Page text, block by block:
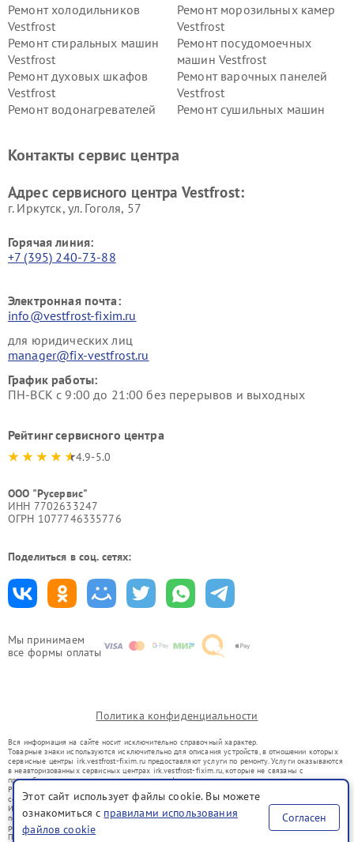
Мы принимаем
все формы оплаты
Ремонт холодильников
Vestfrost
Ремонт морозильных камер
Vestfrost
Ремонт стиральных машин
Vestfrost
Ремонт посудомоечных
машин Vestfrost
Ремонт духовых шкафов
Vestfrost
Ремонт варочных панелей
Vestfrost
Ремонт водонагревателей
Ремонт сушильных машин
Vestfrost
Контакты сервис центра
Адрес сервисного центра Vestfrost:
г. Иркутск, ул. ​Гоголя, 57
Горячая линия:
+7 (395) 240-73-88
Электронная почта:
info@vestfrost-fixim.ru
для юридических лиц
manager@fix-vestfrost.ru
График работы:
ПН-ВСК с 9:00 до 21:00 без перерывов и выходных
Рейтинг сервисного центра
4.9-5.0
ООО "Русервис"
ИНН 7702633247
ОГРН 1077746335776
Поделиться в соц. сетях:
Политика конфиденциальности
Вся информация на сайте носит исключительно справочный характер.
Товарные знаки используются исключительно для описания устройств, в отношении которых
сервисные центры irk.vestfrost-fixim.ru предоставляют услуги по ремонту. Услуги оказываются
в неавторизованных сервисных центрах irk.vestfrost-fixim.ru, которые не связаны с
правообладателями товарных знаков или их официальными представителями.
Ремонт осуществляется для устройств, уже введенных в гражданский оборот в соответствии
со статьей 1487 ГК РФ.
Использование товарных знаков не преследует цели индивидуализации услуг или введения
потребителей в заблуждение, а служит для информирования о предоставляемых услугах по
ремонту техники указанных брендов.
Представленная на сайте информация не является публичной офертой, определяемой
Этот сайт использует файлы cookie. Вы можете
ознакомиться с правилами использования
файлов cookie
Согласен